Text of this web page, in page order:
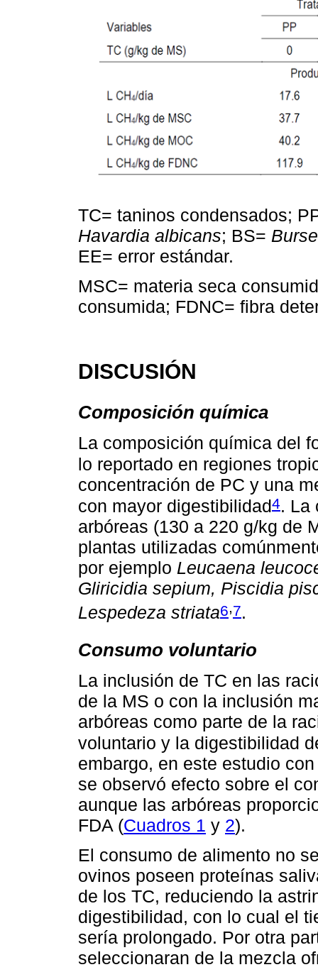
TC= taninos condensados;
Havardia albicans; BS=
EE= error estándar.
MSC= materia seca
consumida; FDNC= fibra
DISCUSIÓN
Composición química
La composición química del
lo reportado en regiones
concentración de PC y una
con mayor digestibilidad4. La
arbóreas (130 a 220 g/kg de
plantas utilizadas
por ejemplo Leucaena
Gliricidia sepium, Piscidia
Lespedeza striata6,7.
Consumo voluntario
La inclusión de TC en las
de la MS o con la inclusión
arbóreas como parte de la
voluntario y la digestibilidad
embargo, en este estudio
se observó efecto sobre el
aunque las arbóreas
FDA (Cuadros 1 y 2).
El consumo de alimento no
ovinos poseen proteínas
de los TC, reduciendo la
digestibilidad, con lo cual el
sería prolongado. Por otra
seleccionaran de la mezcla